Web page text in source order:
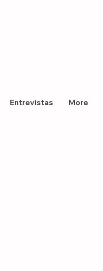
Entrevistas More